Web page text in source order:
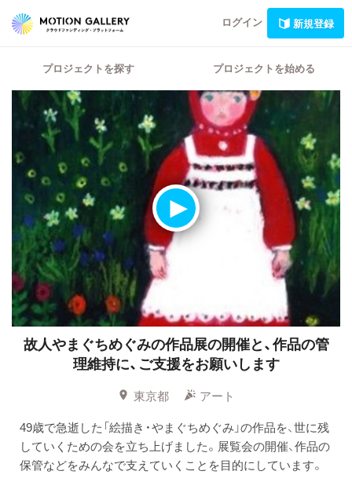
ログイン 新規登録
プロジェクトを探す プロジェクトを始める
故人やまぐちめぐみの作品展の開催と、作品の管
理維持に、ご支援をお願いします
東京都
アート
49歳で急逝した「絵描き・やまぐちめぐみ」の作品を、世に残
していくための会を立ち上げました。展覧会の開催、作品の
保管などをみんなで支えていくことを目的にしています。